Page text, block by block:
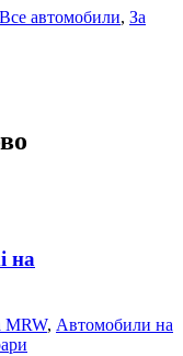
Все автомобили, За
на
MRW, Автомобили на